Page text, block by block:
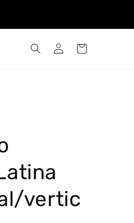
Iniciar
sessão
Carrinho
vertic